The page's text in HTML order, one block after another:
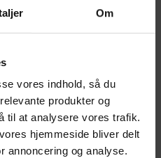
Om
vores indhold, så du
produkter og
til at analysere vores trafik.
hjemmeside bliver delt
annoncering og analyse.
er med 20 not som
og sikrer et godt
passer til 32mm
Udvendig diameter ved